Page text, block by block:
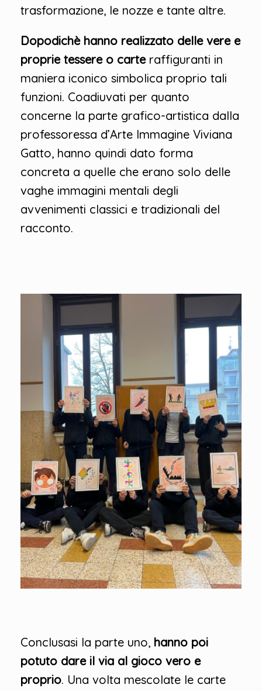
trasformazione, le nozze e tante altre.
Dopodichè hanno realizzato delle vere e
proprie tessere o carteraffiguranti in
maniera iconico simbolica proprio tali
funzioni. Coadiuvati per quanto
concerne la parte grafico-artistica dalla
professoressa d’Arte Immagine Viviana
Gatto, hanno quindi dato forma
concreta a quelle che erano solo delle
vaghe immagini mentali degli
avvenimenti classici e tradizionali del
racconto.
Conclusasi la parte uno, hanno poi
potuto dare il via al gioco vero e
proprio. Una volta mescolate le carte